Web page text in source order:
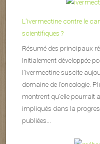
L’ivermectine contre le
scientifiques ?
Résumé des principaux
Initialement développée
l’ivermectine suscite
domaine de l’oncologie.
montrent qu’elle pourrait
impliqués dans la
publiées...